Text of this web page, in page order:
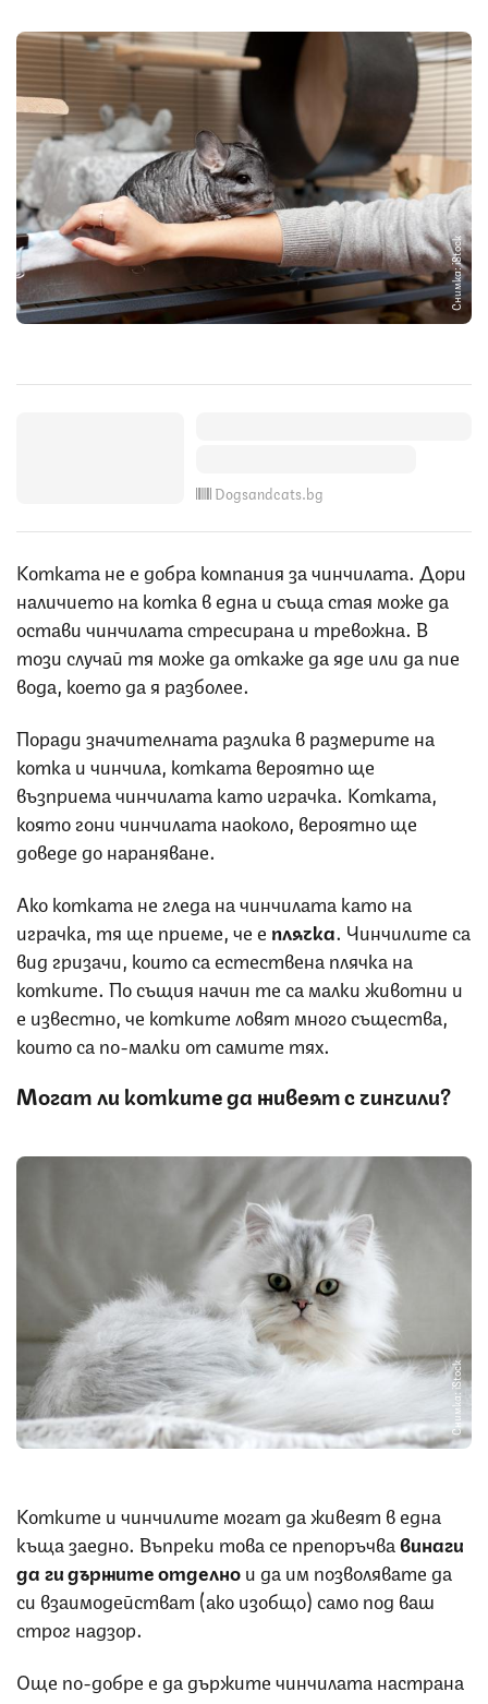
Снимка: iStock
Dogsandcats.bg
Котката не е добра компания за чинчилата. Дори
наличието на котка в една и съща стая може да
остави чинчилата стресирана и тревожна. В
този случай тя може да откаже да яде или да пие
вода, което да я разболее.
Поради значителната разлика в размерите на
котка и чинчила, котката вероятно ще
възприема чинчилата като играчка. Котката,
която гони чинчилата наоколо, вероятно ще
доведе до нараняване.
Ако котката не гледа на чинчилата като на
играчка, тя ще приеме, че е плячка. Чинчилите са
вид гризачи, които са естествена плячка на
котките. По същия начин те са малки животни и
е известно, че котките ловят много същества,
които са по-малки от самите тях.
Могат ли котките да живеят с чинчили?
Снимка: iStock
Котките и чинчилите могат да живеят в една
къща заедно. Въпреки това се препоръчвавинаги
да ги държите отделнои да им позволявате да
си взаимодействат (ако изобщо) само под ваш
строг надзор.
Още по-добре е да държите чинчилата настрана